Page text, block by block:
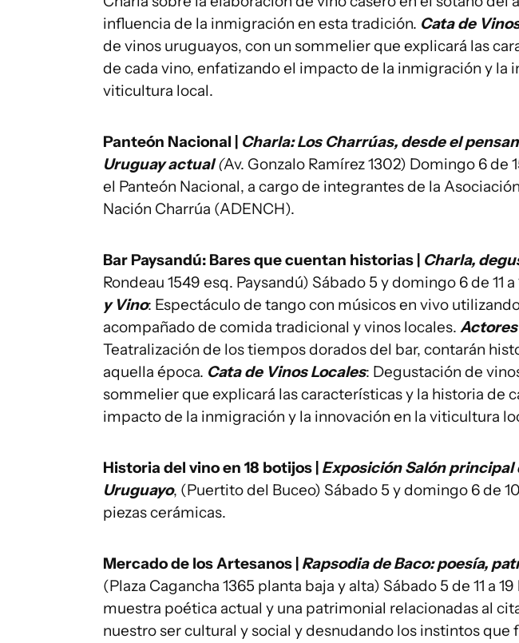
influencia de la inmigración en esta tradición. Cata de
de vinos uruguayos, con un sommelier que explicará las
de cada vino, enfatizando el impacto de la inmigración y la
viticultura local.
Panteón Nacional | Charla: Los Charrúas, desde el
Uruguay actual(Av. Gonzalo Ramírez 1302) Domingo 6 de
el Panteón Nacional, a cargo de integrantes de la
Nación Charrúa (ADENCH).
Bar Paysandú: Bares que cuentan historias | Charla,
Rondeau 1549 esq. Paysandú) Sábado 5 y domingo 6 de 11 a
y Vino: Espectáculo de tango con músicos en vivo
acompañado de comida tradicional y vinos locales.
Teatralización de los tiempos dorados del bar, contarán
aquella época. Cata de Vinos Locales: Degustación de
sommelier que explicará las características y la historia de
impacto de la inmigración y la innovación en la viticultura
Historia del vino en 18 botijos | Exposición Salón principal
Uruguayo, (Puertito del Buceo) Sábado 5 y domingo 6 de
piezas cerámicas.
Mercado de los Artesanos | Rapsodia de Baco: poesía,
(Plaza Cagancha 1365 planta baja y alta) Sábado 5 de 11 a
muestra poética actual y una patrimonial relacionadas al
nuestro ser cultural y social y desnudando los instintos que